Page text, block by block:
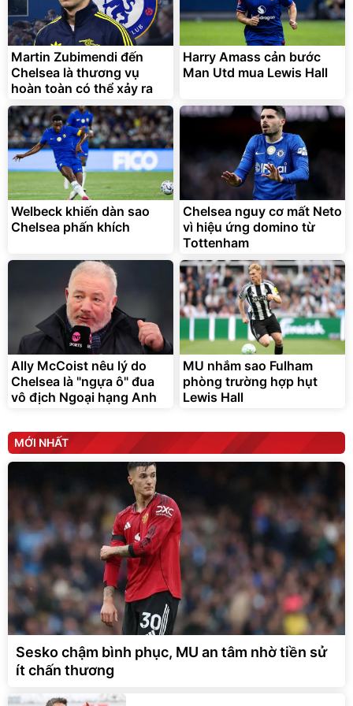
Serum Vaseline Gluta-Hya
Dưỡng Da Sáng Mịn Sau 7
Ngày
150.000 đ
141.000 đ
Deal hot
Bơm Lốp Kích Bình Ô Tô
V2 4in1 MEDICAR –
12.000mAh
1.335.100
Hot Deal
Martin Zubimendi đến
Chelsea là thương vụ
hoàn toàn có thể xảy ra
Harry Amass cản bước
Man Utd mua Lewis Hall
Welbeck khiến dàn sao
Chelsea phấn khích
Chelsea nguy cơ mất Neto
vì hiệu ứng domino từ
Tottenham
Ally McCoist nêu lý do
Chelsea là "ngựa ô" đua
vô địch Ngoại hạng Anh
MU nhắm sao Fulham
phòng trường hợp hụt
Lewis Hall
MỚI NHẤT
Sesko chậm bình phục, MU an tâm nhờ tiền sử
ít chấn thương